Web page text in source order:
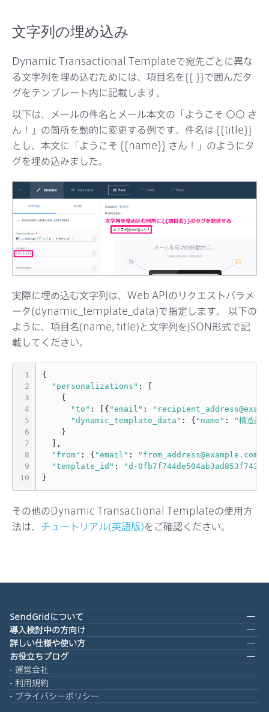
文字列の埋め込み
Dynamic Transactional Templateで宛先ごとに異な
る文字列を埋め込むためには、項目名を{{ }}で囲んだタ
グをテンプレート内に記載します。
以下は、メールの件名とメール本文の「ようこそ 〇〇 さ
ん！」の箇所を動的に変更する例です。件名は {{title}}
とし、本文に「ようこそ {{name}} さん！」のようにタ
グを埋め込みました。
実際に埋め込む文字列は、Web APIのリクエストパラメ
ータ(dynamic_template_data)で指定します。 以下の
ように、項目名(name, title)と文字列をJSON形式で記
載してください。
1
2
3
4
5
6
7
8
9
10
{
"personalizations" :
{
"to" : [{ "email" :
"dynamic_template_data" : { "name" :
"構造計
}
],
"from" : { "email" : "from_address@example.com"
"template_id" :
"d-
}
その他のDynamic Transactional Templateの使用方
法は、 チュートリアル(英語版)をご確認ください。
SendGridについて
導入検討中の方向け
詳しい仕様や使い方
お役立ちブログ
運営会社
利用規約
プライバシーポリシー